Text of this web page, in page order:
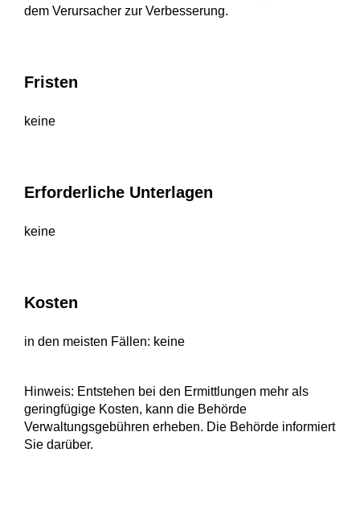
dem Verursacher zur Verbesserung.
Fristen
keine
Erforderliche Unterlagen
keine
Kosten
in den meisten Fällen: keine
Hinweis: Entstehen bei den Ermittlungen mehr als
geringfügige Kosten, kann die Behörde
Verwaltungsgebühren erheben. Die Behörde informiert
Sie darüber.